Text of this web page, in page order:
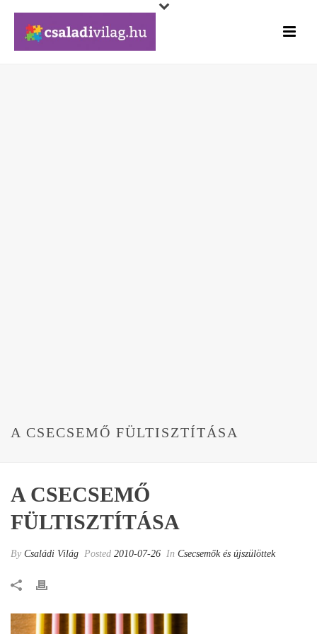
A CSECSEMŐ FÜLTISZTÍTÁSA
A CSECSEMŐ
FÜLTISZTÍTÁSA
By Családi Világ Posted 2010-07-26 In Csecsemők és újszülöttek